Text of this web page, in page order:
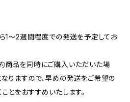
1〜2週間程度での発送を予定してお
商品を同時にご購入いただいた場
りますので、早めの発送をご希望の
とをおすすめいたします。